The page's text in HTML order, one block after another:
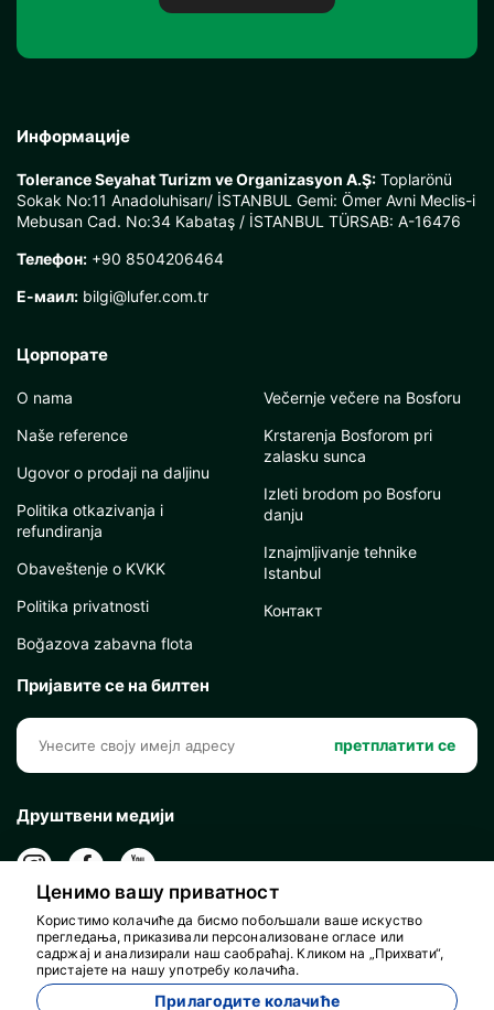
Информације
Tolerance Seyahat Turizm ve Organizasyon A.Ş: Toplarönü
Sokak No:11 Anadoluhisarı/ İSTANBUL Gemi: Ömer Avni Meclis-i
Mebusan Cad. No:34 Kabataş / İSTANBUL TÜRSAB: A-16476
Телефон: +90 8504206464
Е-маил: bilgi@lufer.com.tr
Цорпорате
O nama
Naše reference
Ugovor o prodaji na daljinu
Politika otkazivanja i
refundiranja
Obaveštenje o KVKK
Politika privatnosti
Boğazova zabavna flota
Večernje večere na Bosforu
Krstarenja Bosforom pri
zalasku sunca
Izleti brodom po Bosforu
danju
Iznajmljivanje tehnike
Istanbul
Контакт
Пријавите се на билтен
претплатити се
Друштвени медији
Ценимо вашу приватност
Користимо колачиће да бисмо побољшали ваше искуство
прегледања, приказивали персонализоване огласе или
садржај и анализирали наш саобраћај. Кликом на „Прихвати“,
пристајете на нашу употребу колачића.
Прилагодите колачиће